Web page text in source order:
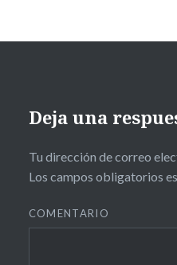
PAUSAS
NOBEL
Teatro
Deja una
Tu dirección de correo
Los campos obligatorios
COMENTARIO